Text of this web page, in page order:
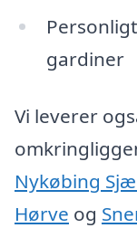
gardiner
Vi leverer
Nykøbing
Hørve og